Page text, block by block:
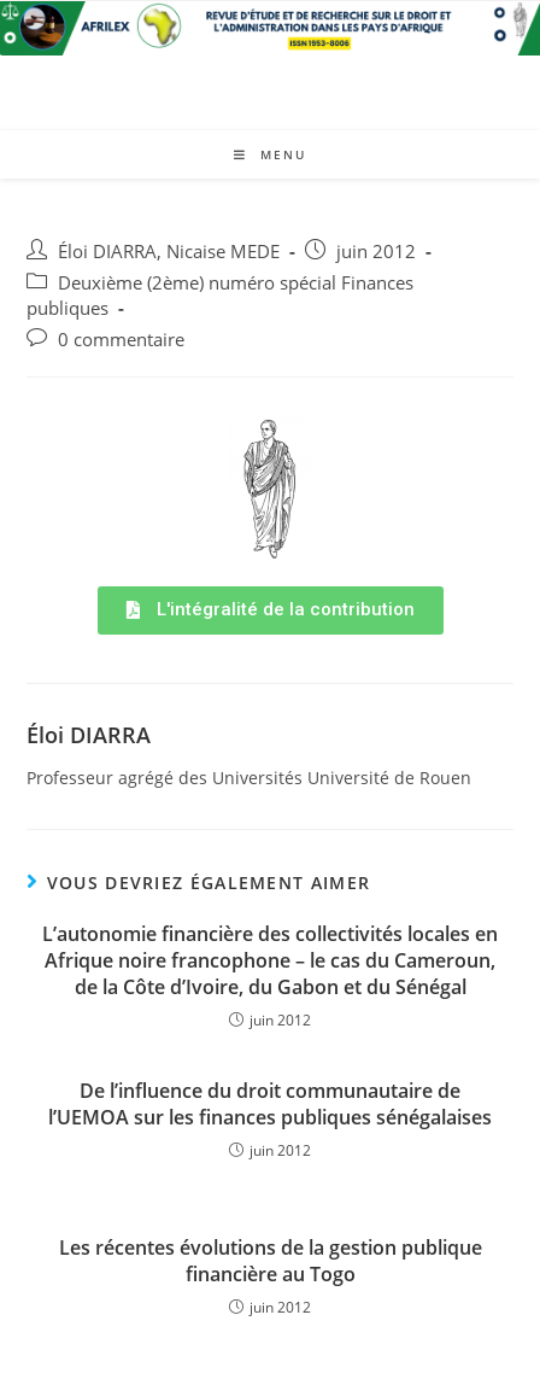
MENU
Éloi DIARRA, Nicaise MEDE
juin 2012
Deuxième (2ème) numéro spécial Finances
publiques
0 commentaire
L'intégralité de la contribution
Éloi DIARRA
Professeur agrégé des Universités Université de Rouen
VOUS DEVRIEZ ÉGALEMENT AIMER
L’autonomie financière des collectivités locales en
Afrique noire francophone – le cas du Cameroun,
de la Côte d’Ivoire, du Gabon et du Sénégal
juin 2012
De l’influence du droit communautaire de
l’UEMOA sur les finances publiques sénégalaises
juin 2012
Les récentes évolutions de la gestion publique
financière au Togo
juin 2012